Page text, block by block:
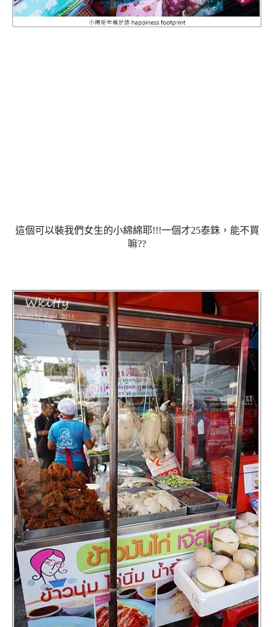
這個可以裝我們女生的小綿綿耶!!!一個才25泰銖，能不買
嘛??